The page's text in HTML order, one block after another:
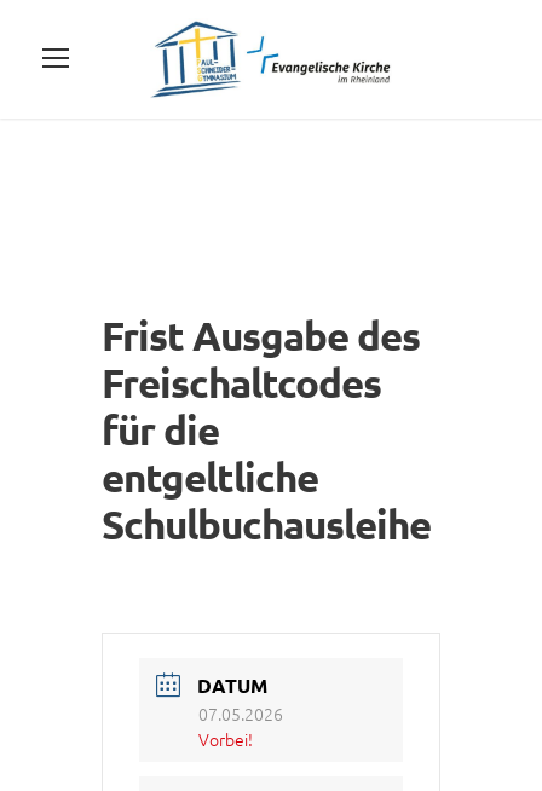
Frist Ausgabe des
Freischaltcodes
für die
entgeltliche
Schulbuchausleihe
DATUM
07.05.2026
Vorbei!